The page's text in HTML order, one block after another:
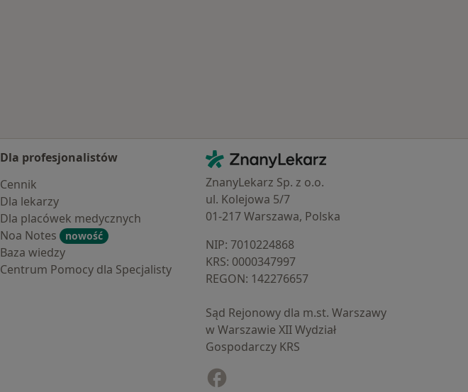
Dla profesjonalistów
Cennik
Dla lekarzy
Dla placówek medycznych
Noa Notes
nowość
Baza wiedzy
Centrum Pomocy dla Specjalisty
Kontakt
ZnanyLekarz - Strona główna
ZnanyLekarz Sp. z o.o.
ul. Kolejowa 5/7
01-217 Warszawa, Polska
NIP: ⁠7010224868
KRS: ⁠0000347997
REGON: ⁠142276657
Sąd Rejonowy dla m.st. Warszawy
w Warszawie XII Wydział
Gospodarczy KRS